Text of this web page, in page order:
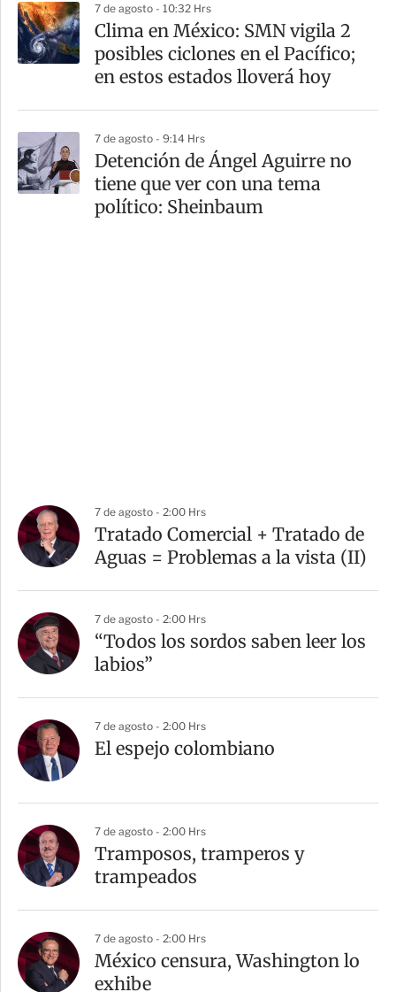
7 de agosto - 10:32 Hrs
Clima en México: SMN vigila 2
posibles ciclones en el Pacífico;
en estos estados lloverá hoy
7 de agosto - 9:14 Hrs
Detención de Ángel Aguirre no
tiene que ver con una tema
político: Sheinbaum
7 de agosto - 2:00 Hrs
Tratado Comercial + Tratado de
Aguas = Problemas a la vista (II)
7 de agosto - 2:00 Hrs
“Todos los sordos saben leer los
labios”
7 de agosto - 2:00 Hrs
El espejo colombiano
7 de agosto - 2:00 Hrs
Tramposos, tramperos y
trampeados
7 de agosto - 2:00 Hrs
México censura, Washington lo
exhibe